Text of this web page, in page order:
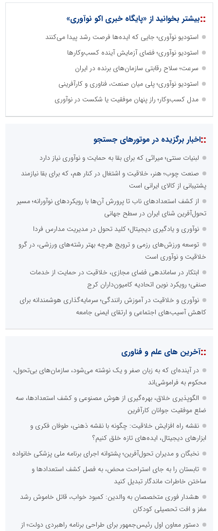
::بیشتر بخوانید از «پایگاه خبری اکو نوآوری»
استودیو نوآوری؛ جایی که ایده‌ها فرصت رشد پیدا می‌کنند
استودیو نوآوری؛ فضای آزمایش آینده کسب‌وکارها
سرعت؛ سلاح رقابتی سازمان‌های برنده در ایران
استودیو نوآوری؛ پلی میان صنعت، فناوری و کارآفرینی
مدل کسب‌وکار؛ راز پنهان موفقیت یا شکست در نوآوری
::اخبار برگزیده در موتورهای جستجو
لبنیات سنتی؛ میراثی که برای بقا به حمایت و نوآوری نیاز دارد
صنعت چوب؛ هنر، خلاقیت و اشتغال در کنار هم، که برای بقا نیازمند
پشتیبانی از کالای ایرانی است
از کشف استعدادهای ناب تا پرورش آن‌ها با رویکردهای نوآورانه؛ مسیر
تحول‌آفرین شنای ایران در سطح جهانی
نوآوری و یادگیری دیجیتال؛ کلید تحول در مدیریت مدارس فردا
توسعه ورزش‌های رزمی و ترویج هرچه بهتر رشته‌های ورزشی، در گرو
خلاقیت و نوآوری است
ابتکار در ساماندهی فضای مجازی، خلاقیت در حمایت از خدمات
صنفی؛ رویکرد نوین اتحادیه کامیون‌داران کرج
نوآوری و خلاقیت در آموزش رانندگی؛ سرمایه‌گذاری هوشمندانه برای
کاهش آسیب‌های اجتماعی و ارتقای ایمنی جامعه
::آخرین های علم و فناوری
در آینده‌ای که به زبان صفر و یک نوشته می‌شود، سازمان‌های بی‌تحول،
محکوم به فراموشی‌اند
الگوپذیری خلاق، بهره‌گیری از هوش مصنوعی و کشف استعدادها، سه
ضلع موفقیت جوانان کارآفرین
نقشه راه افزایش خلاقیت: چگونه با نقشه ذهنی، طوفان فکری و
ابزارهای دیجیتال، ایده‌های تازه خلق کنیم؟
نخبگان و مدیران تحول‌آفرین؛ پشتوانه اجرای برنامه ملی پزشکی خانواده
تابستان را به جای استراحت محض، به فصل کشف استعدادها و
ساختن خاطرات ماندگار تبدیل کنید
هشدار فوری متخصصان به والدین: کمبود خواب، قاتل خاموش رشد
مغز و افت تحصیلی کودکان
دستور معاون اول رئیس‌جمهور برای طراحی برنامه راهبردی دولت؛ از